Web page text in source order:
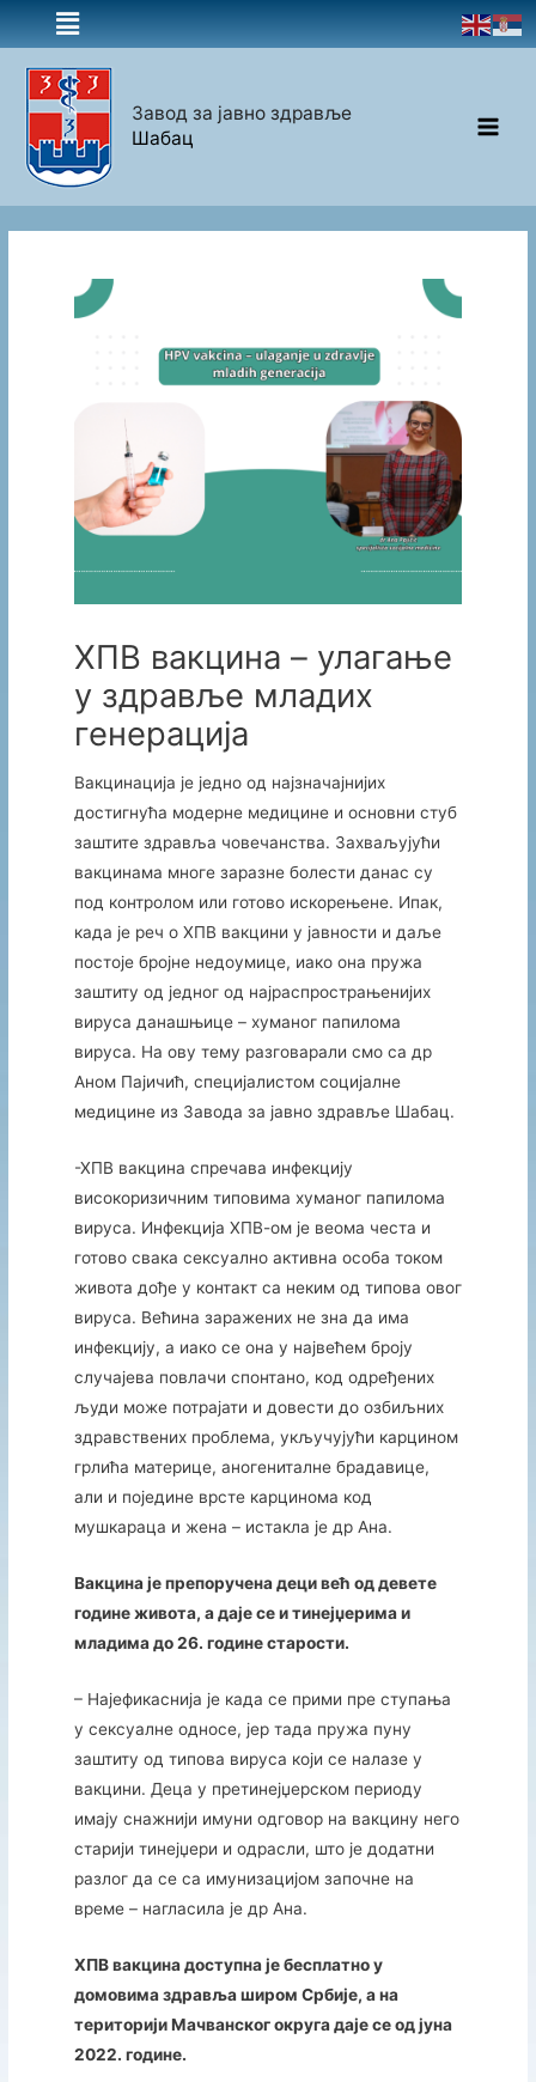
Завод за јавно здравље
Шабац
ХПВ вакцина – улагање
у здравље младих
генерација
Вакцинација је једно од најзначајнијих
достигнућа модерне медицине и основни стуб
заштите здравља човечанства. Захваљујући
вакцинама многе заразне болести данас су
под контролом или готово искорењене. Ипак,
када је реч о ХПВ вакцини у јавности и даље
постоје бројне недоумице, иако она пружа
заштиту од једног од најраспрострањенијих
вируса данашњице – хуманог папилома
вируса. На ову тему разговарали смо са др
Аном Пајичић, специјалистом социјалне
медицине из Завода за јавно здравље Шабац.
-ХПВ вакцина спречава инфекцију
високоризичним типовима хуманог папилома
вируса. Инфекција ХПВ-ом је веома честа и
готово свака сексуално активна особа током
живота дође у контакт са неким од типова овог
вируса. Већина заражених не зна да има
инфекцију, а иако се она у највећем броју
случајева повлачи спонтано, код одређених
људи може потрајати и довести до озбиљних
здравствених проблема, укључујући карцином
грлића материце, аногениталне брадавице,
али и поједине врсте карцинома код
мушкараца и жена – истакла је др Ана.
Вакцина је препоручена деци већ од девете
године живота, а даје се и тинејџерима и
младима до 26. године старости.
– Најефикаснија је када се прими пре ступања
у сексуалне односе, јер тада пружа пуну
заштиту од типова вируса који се налазе у
вакцини. Деца у претинејџерском периоду
имају снажнији имуни одговор на вакцину него
старији тинејџери и одрасли, што је додатни
разлог да се са имунизацијом започне на
време – нагласила је др Ана.
ХПВ вакцина доступна је бесплатно у
домовима здравља широм Србије, а на
територији Мачванског округа даје се од јуна
2022. године.